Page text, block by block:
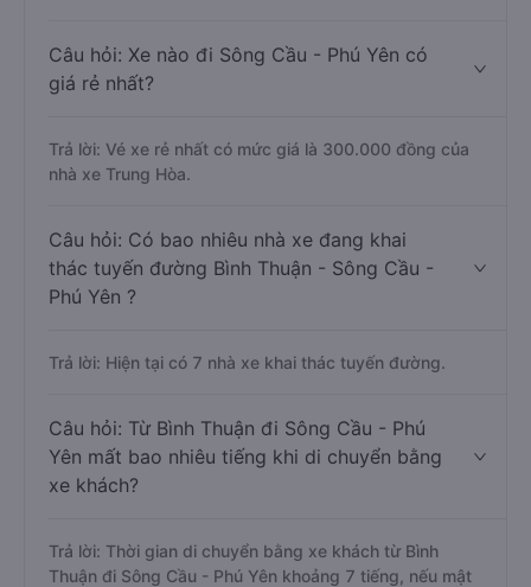
đánh giá chất lượng tốt nhất là những nhà xe Trọng
Thủy Limousine, Phương Trang, An Phú Buslines.
Câu hỏi: Xe nào đi Sông Cầu - Phú Yên có
giá rẻ nhất?
Trả lời: Vé xe rẻ nhất có mức giá là 300.000 đồng của
nhà xe Trung Hòa.
thác tuyến đường Bình Thuận - Sông Cầu -
Trả lời: Hiện tại có 7 nhà xe khai thác tuyến đường.
Yên mất bao nhiêu tiếng khi di chuyển bằng
xe khách?